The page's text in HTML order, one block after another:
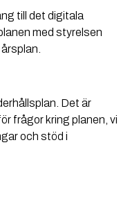
till det digitala
med styrelsen
Det är
frågor kring planen, vi
och stöd i